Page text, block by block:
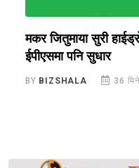
मकर जितुमाया सुरी
ईपीएसमा पनि सुधार
BY BIZSHALA 36